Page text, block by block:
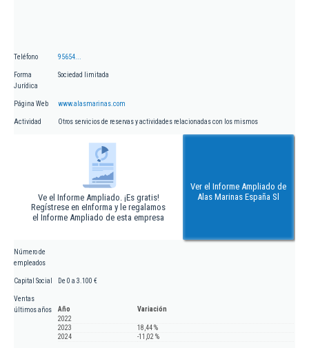
Teléfono 95654...
Forma
Jurídica
Sociedad limitada
Página Web www.alasmarinas.com
Actividad Otros servicios de reservas y actividades relacionadas con los mismos
Ve el Informe Ampliado. ¡Es gratis!
Regístrese en eInforma y le regalamos
el Informe Ampliado de esta empresa
Ver el Informe Ampliado de
Alas Marinas España Sl
Número de
empleados
Capital Social De 0 a 3.100 €
Ventas
últimos años
Año
Variación
2022
2023
18,44 %
2024
-11,02 %